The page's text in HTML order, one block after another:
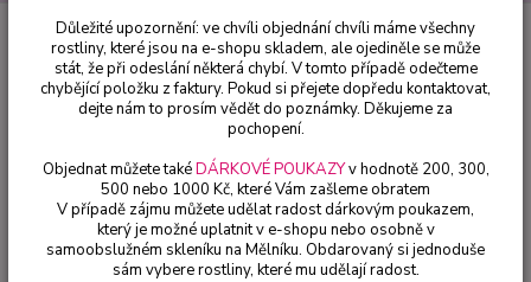
Okrasné keře
Buddleja Dav. Orchid Beauty, Komule, motýlí keř,
letní šeřík - 1006
Buddleja Dav. Orchid Beauty,
Komule, motýlí keř, letní šeřík -
1006
Důležité upozornění: ve chvíli objednání chvíli máme všechny
rostliny, které jsou na e-shopu skladem, ale ojediněle se může
stát, že při odeslání některá chybí. V tomto případě odečteme
chybějící položku z faktury. Pokud si přejete dopředu kontaktovat,
dejte nám to prosím vědět do poznámky. Děkujeme za
pochopení.
Objednat můžete takéDÁRKOVÉ POUKAZYv hodnotě 200, 300,
500 nebo 1000 Kč, které Vám zašleme obratem
V případě zájmu můžete udělat radost dárkovým poukazem,
který je možné uplatnit v e-shopu nebo osobně v
samoobslužném skleníku na Mělníku. Obdarovaný si jednoduše
sám vybere rostliny, které mu udělají radost.